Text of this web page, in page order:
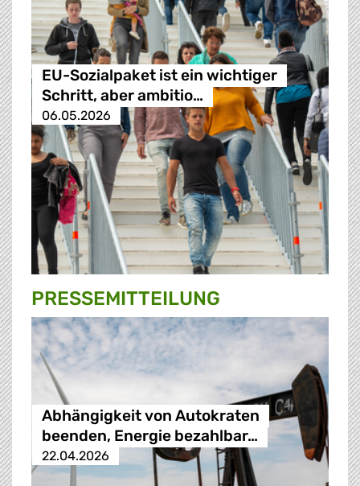
EU-Sozialpaket ist ein wichtiger
Schritt, aber ambitio…
06.05.2026
PRESSE­MITTEILUNG
Abhängigkeit von Autokraten
beenden, Energie bezahlbar…
22.04.2026